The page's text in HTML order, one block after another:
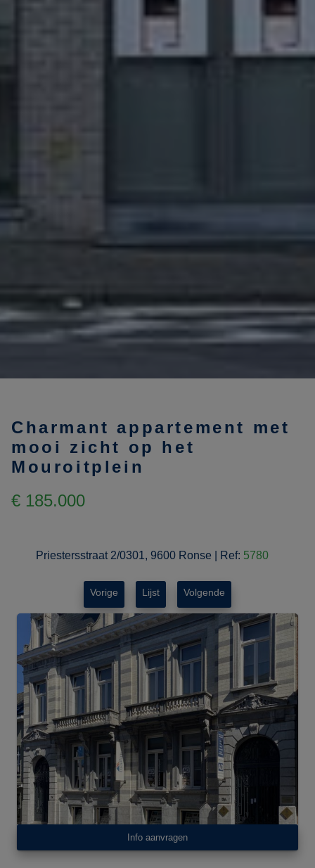
Charmant appartement met
mooi zicht op het
Mouroitplein
€ 185.000
Priestersstraat 2/0301, 9600 Ronse Ref: 5780
Vorige Lijst Volgende
Info aanvragen